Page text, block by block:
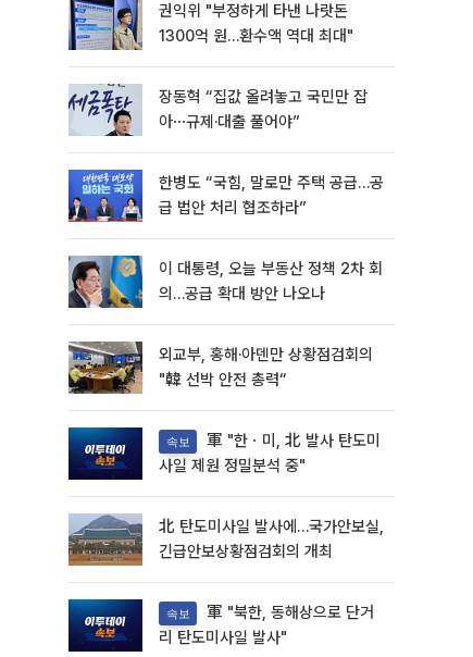
권익위 "부정하게 타낸 나랏돈
1300억 원…환수액 역대 최대"
장동혁 “집값 올려놓고 국민만 잡
아⋯규제·대출 풀어야”
한병도 “국힘, 말로만 주택 공급…공
급 법안 처리 협조하라”
이 대통령, 오늘 부동산 정책 2차 회
의…공급 확대 방안 나오나
외교부, 홍해·아덴만 상황점검회의
"韓 선박 안전 총력“
속보
사일 제원 정밀분석 중"
北 탄도미사일 발사에…국가안보실,
긴급안보상황점검회의 개최
속보
리 탄도미사일 발사"